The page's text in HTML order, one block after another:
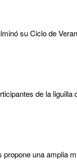
su Ciclo de
de la liguilla
una amplia